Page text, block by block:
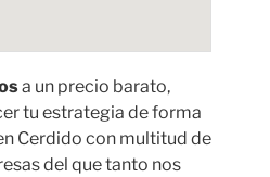
a un precio barato,
tu estrategia de forma
Cerdido con multitud de
del que tanto nos